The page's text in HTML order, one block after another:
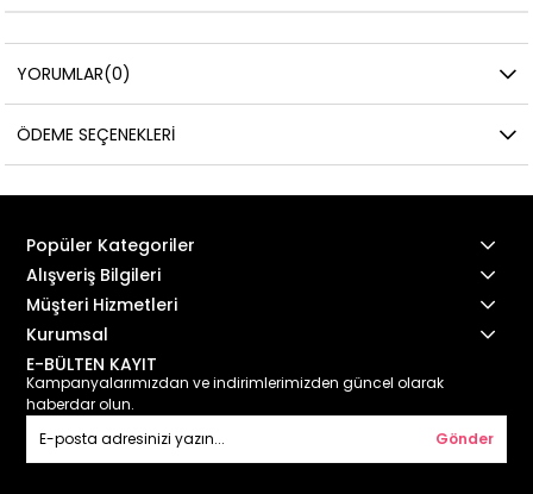
YORUMLAR(0)
ÖDEME SEÇENEKLERI
Popüler Kategoriler
Alışveriş Bilgileri
Müşteri Hizmetleri
Kurumsal
E-BÜLTEN KAYIT
Kampanyalarımızdan ve indirimlerimizden güncel olarak
haberdar olun.
Gönder